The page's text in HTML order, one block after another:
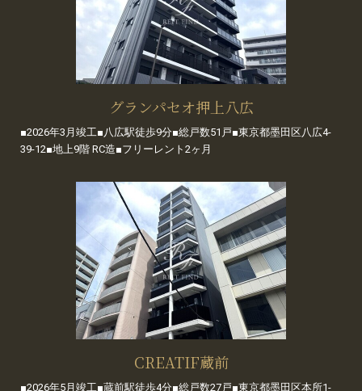
グランパセオ押上八広
■2026年3月竣工■八広駅徒歩9分■総戸数51戸■東京都墨田区八広4-
39-12■地上9階 RC造■フリーレント2ヶ月
CREATIF蔵前
■2026年5月竣工■蔵前駅徒歩4分■総戸数27戸■東京都墨田区本所1-